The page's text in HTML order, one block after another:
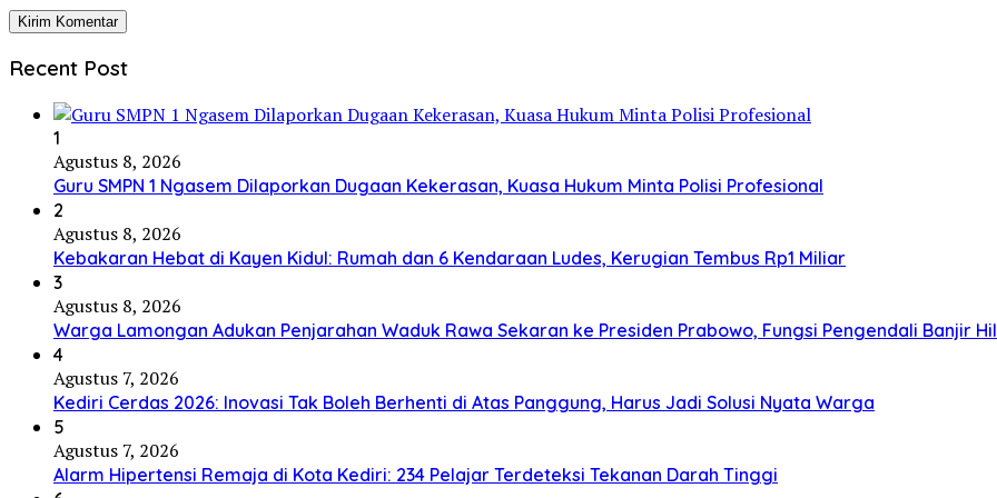
Recent Post
1
Agustus 8, 2026
Guru SMPN 1 Ngasem Dilaporkan Dugaan Kekerasan, Kuasa Hukum Minta Polisi Profesional
2
Agustus 8, 2026
Kebakaran Hebat di Kayen Kidul: Rumah dan 6 Kendaraan Ludes, Kerugian Tembus Rp1 Miliar
3
Agustus 8, 2026
Warga Lamongan Adukan Penjarahan Waduk Rawa Sekaran ke Presiden Prabowo, Fungsi Pengendali Banjir
4
Agustus 7, 2026
Kediri Cerdas 2026: Inovasi Tak Boleh Berhenti di Atas Panggung, Harus Jadi Solusi Nyata Warga
5
Agustus 7, 2026
Alarm Hipertensi Remaja di Kota Kediri: 234 Pelajar Terdeteksi Tekanan Darah Tinggi